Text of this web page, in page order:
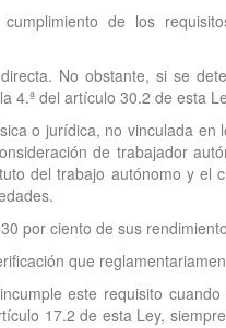
de los
No obstante, si se
4.ª del artículo 30.2 de esta
o jurídica, no vinculada en
de trabajador
del trabajo autónomo y el
por ciento de sus
que
este requisito
17.2 de esta Ley,